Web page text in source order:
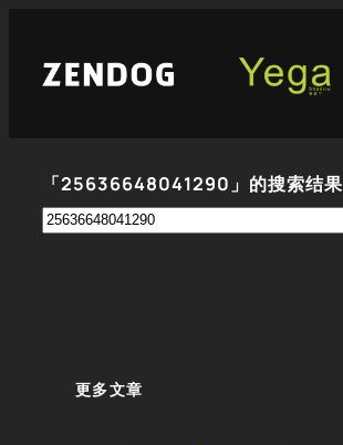
「25636648041290」的搜索结果
搜
更多文章